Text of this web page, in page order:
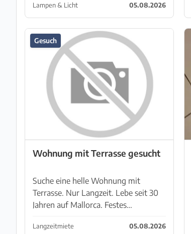
Lichter Durchmesser 55cm, Höhe
90cm Metallgestell, Kristallteile aus
Glas und in verschiedenen Fo...
Lampen & Licht 05.08.2026
Gesuch
Wohnung mit Terrasse gesucht
Suche eine helle Wohnung mit
Terrasse. Nur Langzeit. Lebe seit 30
Jahren auf Mallorca. Festes
also für 1 Person. Bin relativ
Langzeitmiete 05.08.2026